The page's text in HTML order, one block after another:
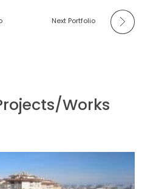
Next Portfolio
Works